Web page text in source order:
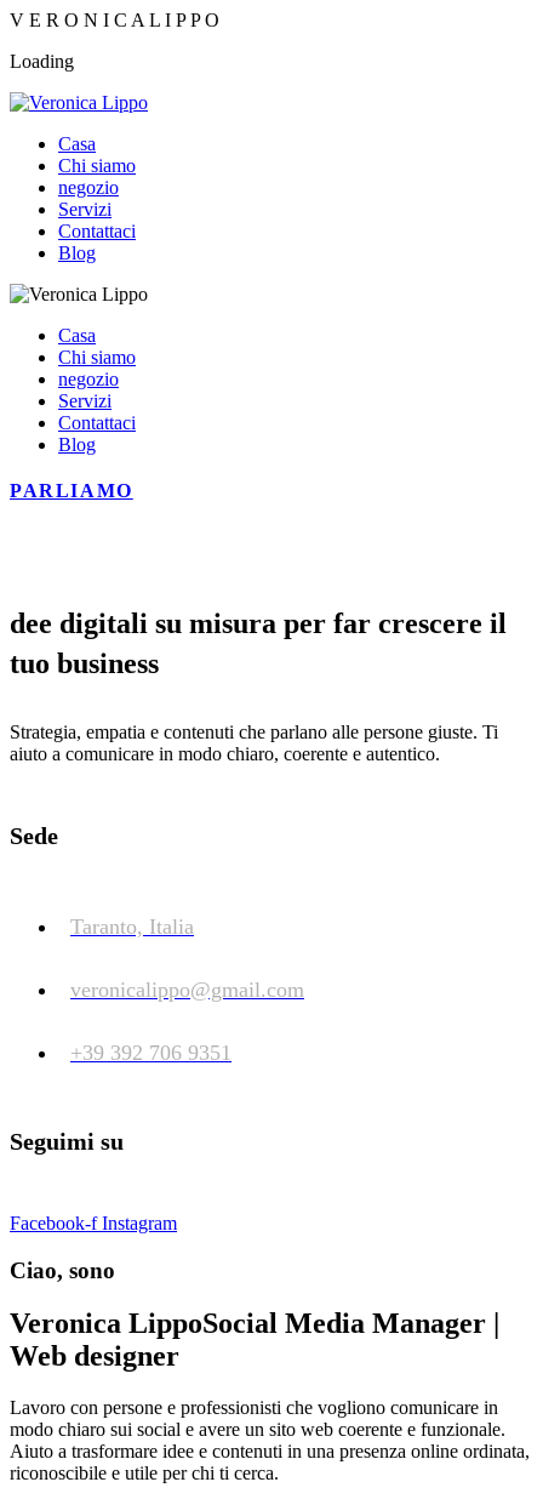
V E R O N I C A L I PPO
Loading
Casa
Chi siamo
negozio
Servizi
Contattaci
Blog
Casa
Chi siamo
negozio
Servizi
Contattaci
Blog
PARLIAMO
dee digitali su misura per far crescere il
tuo business
Strategia, empatia e contenuti che parlano alle persone giuste. Ti
aiuto a comunicare in modo chiaro, coerente e autentico.
Sede
Taranto, Italia
veronicalippo@gmail.com
+39 392 706 9351
Seguimi su
Facebook-f Instagram
Ciao, sono
Veronica LippoSocial Media Manager |
Web designer
Lavoro con persone e professionisti che vogliono comunicare in
modo chiaro sui social e avere un sito web coerente e funzionale.
Aiuto a trasformare idee e contenuti in una presenza online ordinata,
riconoscibile e utile per chi ti cerca.